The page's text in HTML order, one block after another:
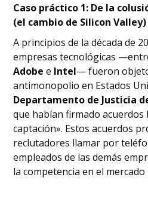
Caso práctico 1: De la
(el cambio de Silicon Valley)
A principios de la década de
empresas tecnológicas
Adobe e Intel— fueron
antimonopolio en Estados
Departamento de Justicia
que habían firmado acuerdos
captación». Estos acuerdos
reclutadores llamar por
empleados de las demás
la competencia en el